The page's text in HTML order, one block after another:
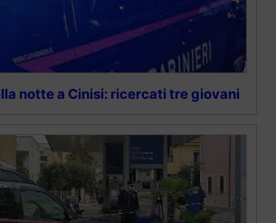
notte a Cinisi: ricercati tre giovani